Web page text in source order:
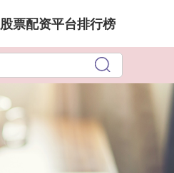
股票配资平台排行榜